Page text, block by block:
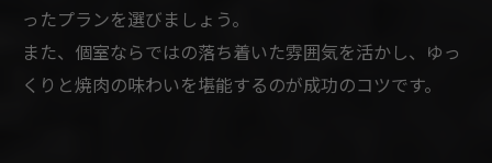
ったプランを選びましょう。
また、個室ならではの落ち着いた雰囲気を活かし、ゆっ
くりと焼肉の味わいを堪能するのが成功のコツです。